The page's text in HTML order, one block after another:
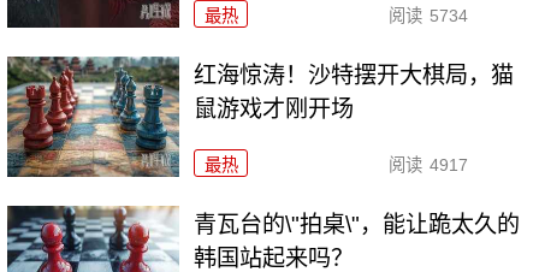
最热 阅读 5734
红海惊涛！沙特摆开大棋局，猫
鼠游戏才刚开场
最热 阅读 4917
青瓦台的\"拍桌\"，能让跪太久的
韩国站起来吗？